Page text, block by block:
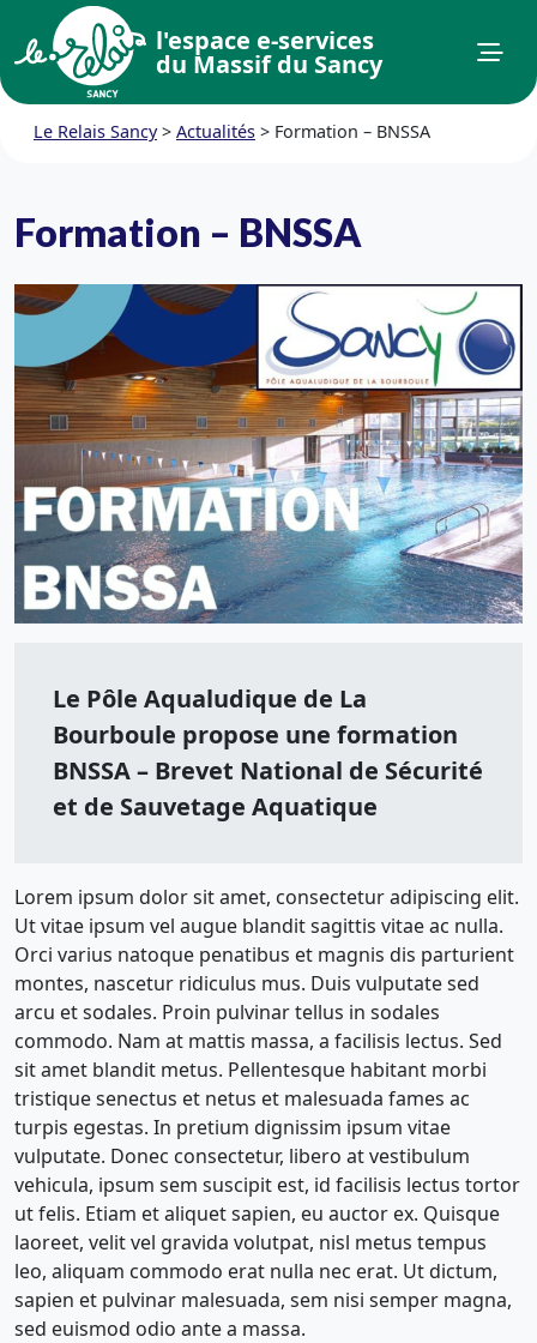
l'espace e-services
du Massif du Sancy
Le Relais Sancy> Actualités > Formation – BNSSA
Formation – BNSSA
Le Pôle Aqualudique de La
Bourboule propose une formation
BNSSA – Brevet National de Sécurité
et de Sauvetage Aquatique
Lorem ipsum dolor sit amet, consectetur adipiscing elit.
Ut vitae ipsum vel augue blandit sagittis vitae ac nulla.
Orci varius natoque penatibus et magnis dis parturient
montes, nascetur ridiculus mus. Duis vulputate sed
arcu et sodales. Proin pulvinar tellus in sodales
commodo. Nam at mattis massa, a facilisis lectus. Sed
sit amet blandit metus. Pellentesque habitant morbi
tristique senectus et netus et malesuada fames ac
turpis egestas. In pretium dignissim ipsum vitae
vulputate. Donec consectetur, libero at vestibulum
vehicula, ipsum sem suscipit est, id facilisis lectus tortor
ut felis. Etiam et aliquet sapien, eu auctor ex. Quisque
laoreet, velit vel gravida volutpat, nisl metus tempus
leo, aliquam commodo erat nulla nec erat. Ut dictum,
sapien et pulvinar malesuada, sem nisi semper magna,
sed euismod odio ante a massa.